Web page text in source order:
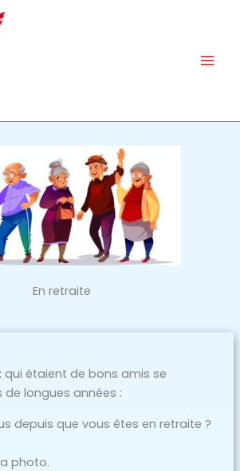
En retraite
qui étaient de bons amis se
longues années :
depuis que vous êtes en retraite ?
photo.